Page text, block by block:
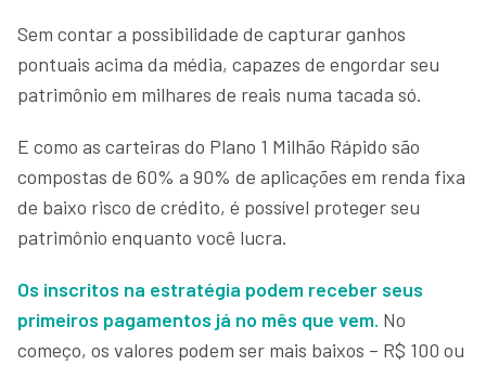
Sem contar a possibilidade de capturar ganhos
pontuais acima da média, capazes de engordar seu
patrimônio em milhares de reais numa tacada só.
E como as carteiras do Plano 1 Milhão Rápido são
compostas de 60% a 90% de aplicações em renda fixa
de baixo risco de crédito, é possível proteger seu
patrimônio enquanto você lucra.
Os inscritos na estratégia podem receber seus
primeiros pagamentos já no mês que vem. No
começo, os valores podem ser mais baixos – R$ 100 ou